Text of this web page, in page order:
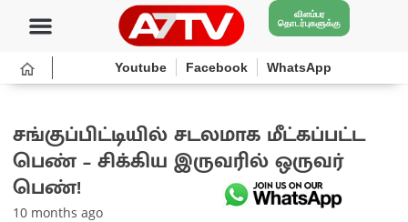
விளம்பர
தொடர்புகளுக்கு
Youtube Facebook WhatsApp
சங்குப்பிட்டியில் சடலமாக மீட்கப்பட்ட
பெண் – சிக்கிய இருவரில் ஒருவர்
பெண்!
10 months ago